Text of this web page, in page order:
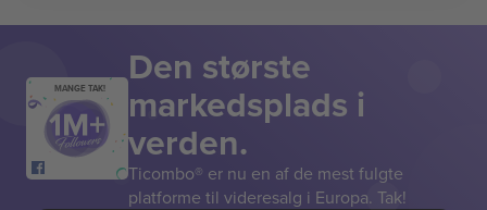
MANGE TAK! Den største
markedsplads i
verden.
Ticombo® er nu en af de mest fulgte
platforme til videresalg i Europa. Tak!